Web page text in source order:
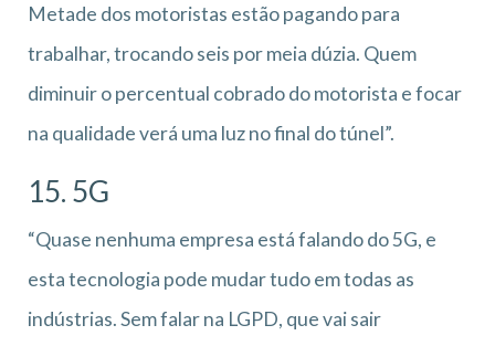
Metade dos motoristas estão pagando para
trabalhar, trocando seis por meia dúzia. Quem
diminuir o percentual cobrado do motorista e focar
na qualidade verá uma luz no final do túnel”.
15. 5G
“Quase nenhuma empresa está falando do 5G, e
esta tecnologia pode mudar tudo em todas as
indústrias. Sem falar na LGPD, que vai sair